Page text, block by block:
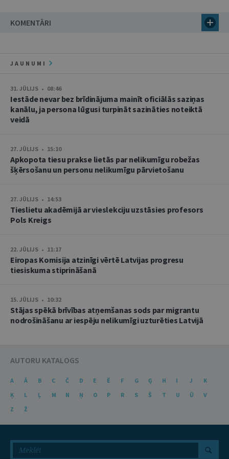
KOMENTĀRI
JAUNUMI
31. JŪLIJS • 08:46
Iestāde nevar bez brīdinājuma mainīt oficiālās saziņas
kanālu, ja persona lūgusi turpināt sazināties noteiktā
veidā
27. JŪLIJS • 15:10
Apkopota tiesu prakse lietās par nelikumīgu robežas
šķērsošanu un personu nelikumīgu pārvietošanu
27. JŪLIJS • 14:53
Tieslietu akadēmijā ar vieslekciju uzstāsies profesors
Pols Kreigs
22. JŪLIJS • 11:17
Eiropas Komisija atzinīgi vērtē Latvijas progresu
tiesiskuma stiprināšanā
15. JŪLIJS • 10:32
Stājas spēkā brīvības atņemšanas sods par migrantu
nodrošināšanu ar iespēju nelikumīgi uzturēties Latvijā
AUTORU KATALOGS
A Ā B C Č D E Ē F G Ģ H I J
K
Ķ
L Ļ M N Ņ O P R S Š T U Ū
V
Z
Ž